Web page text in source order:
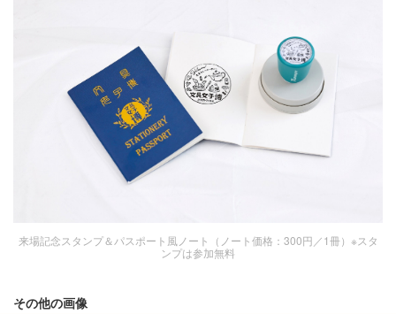
来場記念スタンプ＆パスポート風ノート（ノート価格：300円／1冊）※スタ
ンプは参加無料
その他の画像